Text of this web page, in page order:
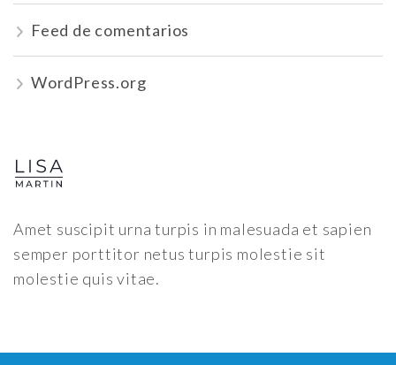
Feed de comentarios
WordPress.org
Amet suscipit urna turpis in malesuada et sapien
semper porttitor netus turpis molestie sit
molestie quis vitae.